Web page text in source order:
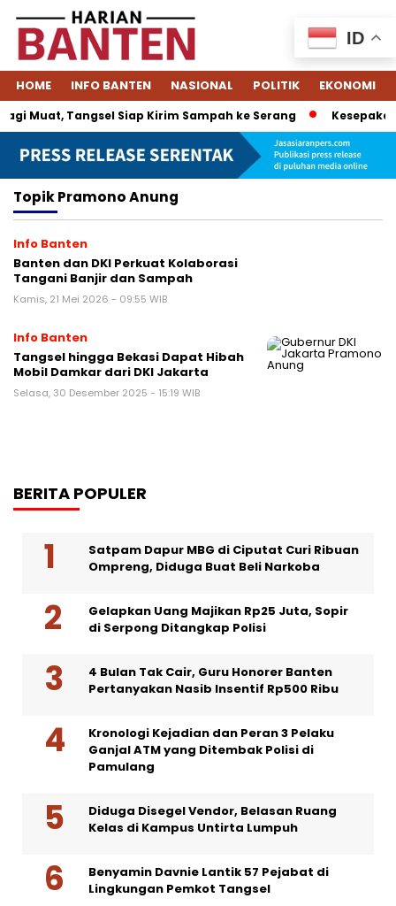
HOME INFO BANTEN NASIONAL POLITIK EKONOMI
Muat, Tangsel Siap Kirim Sampah ke Serang
TopikPramono Anung
Info Banten
Banten dan DKI Perkuat Kolaborasi
Tangani Banjir dan Sampah
Kamis, 21 Mei 2026 - 09:55 WIB
Info Banten
Tangsel hingga Bekasi Dapat Hibah
Mobil Damkar dari DKI Jakarta
Selasa, 30 Desember 2025 - 15:19 WIB
BERITA POPULER
Satpam Dapur MBG di Ciputat Curi Ribuan
Ompreng, Diduga Buat Beli Narkoba
Gelapkan Uang Majikan Rp25 Juta, Sopir
di Serpong Ditangkap Polisi
4 Bulan Tak Cair, Guru Honorer Banten
Pertanyakan Nasib Insentif Rp500 Ribu
Kronologi Kejadian dan Peran 3 Pelaku
Ganjal ATM yang Ditembak Polisi di
Pamulang
Diduga Disegel Vendor, Belasan Ruang
Kelas di Kampus Untirta Lumpuh
Benyamin Davnie Lantik 57 Pejabat di
Lingkungan Pemkot Tangsel
ID